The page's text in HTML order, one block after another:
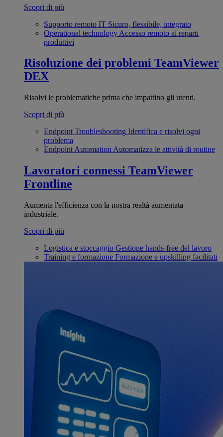
Scopri di più
Supporto remoto IT Sicuro, flessibile, integrato
Operational technology Accesso remoto ai reparti
produttivi
Risoluzione dei problemi TeamViewer
DEX
Risolvi le problematiche prima che impattino gli utenti.
Scopri di più
Endpoint Troubleshooting Identifica e risolvi ogni
problema
Endpoint Automation Automatizza le attività di routine
Lavoratori connessi TeamViewer
Frontline
Aumenta l'efficienza con la nostra realtà aumentata
industriale.
Scopri di più
Logistica e stoccaggio Gestione hands-free del lavoro
Training e formazione Formazione e upskilling facilitati